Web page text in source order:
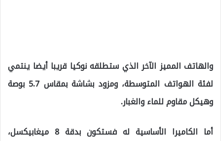
والهاتف المميز الآخر الذي ستطلقه نوكيا قريبا أيضا ينتمي
لفئة الهواتف المتوسطة، ومزود بشاشة بمقاس 5.7 بوصة
وهيكل مقاوم للماء والغبار.
أما الكاميرا الأساسية له فستكون بدقة 8 ميغابيكسل،